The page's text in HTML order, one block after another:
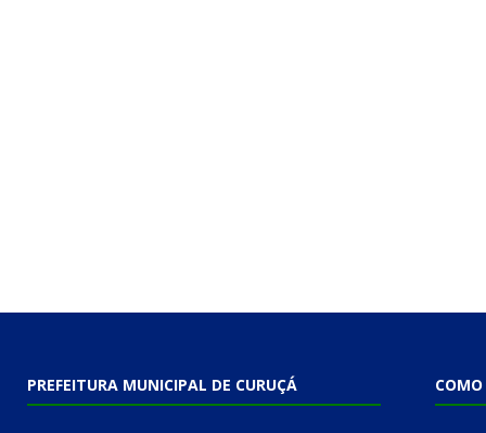
PREFEITURA MUNICIPAL DE CURUÇÁ COMO